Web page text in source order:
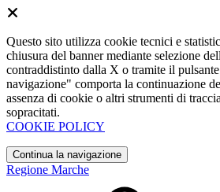
Questo sito utilizza cookie tecnici e
chiusura del banner mediante selezione
contraddistinto dalla X o tramite il
navigazione" comporta la continuazione
assenza di cookie o altri strumenti di
sopracitati.
COOKIE POLICY
Continua la navigazione
Regione Marche